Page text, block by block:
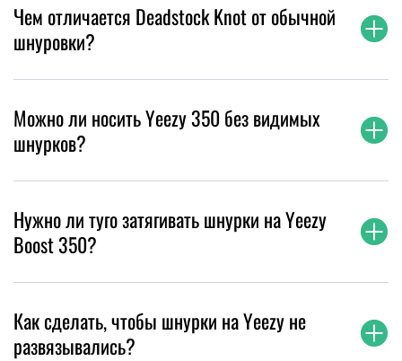
Чем отличается Deadstock Knot от обычной
шнуровки?
Можно ли носить Yeezy 350 без видимых
шнурков?
Нужно ли туго затягивать шнурки на Yeezy
Boost 350?
Как сделать, чтобы шнурки на Yeezy не
развязывались?